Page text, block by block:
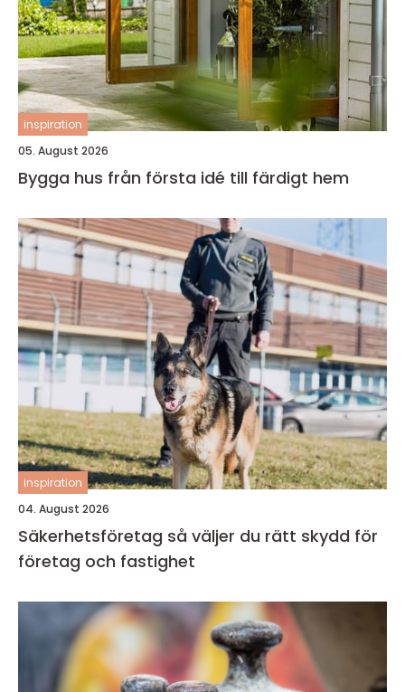
inspiration
05. August 2026
Bygga hus från första idé till färdigt hem
inspiration
04. August 2026
Säkerhetsföretag så väljer du rätt skydd för
företag och fastighet